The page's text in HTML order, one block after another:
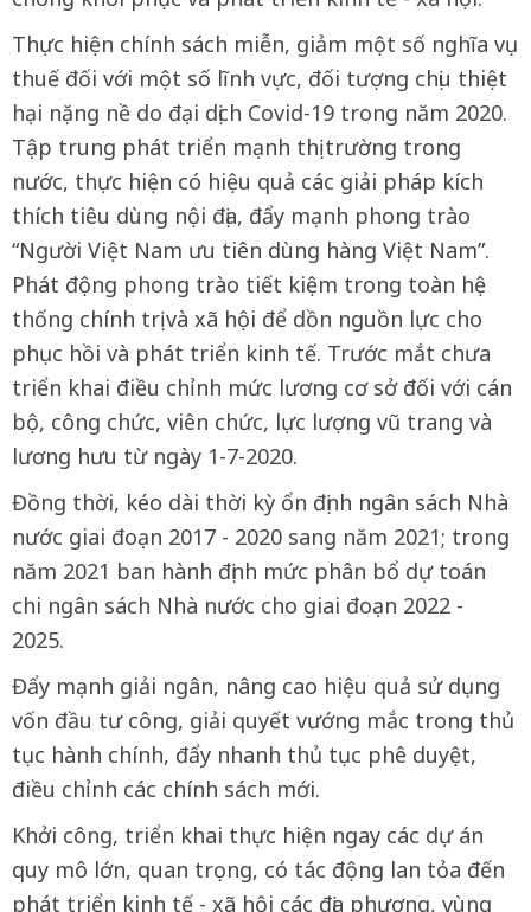
Thực hiện chính sách miễn, giảm một số nghĩa vụ
thuế đối với một số lĩnh vực, đối tượng chịu thiệt
hại nặng nề do đại dịch Covid-19 trong năm 2020.
Tập trung phát triển mạnh thị trường trong
nước, thực hiện có hiệu quả các giải pháp kích
thích tiêu dùng nội địa, đẩy mạnh phong trào
“Người Việt Nam ưu tiên dùng hàng Việt Nam”.
Phát động phong trào tiết kiệm trong toàn hệ
thống chính trị và xã hội để dồn nguồn lực cho
phục hồi và phát triển kinh tế. Trước mắt chưa
triển khai điều chỉnh mức lương cơ sở đối với cán
bộ, công chức, viên chức, lực lượng vũ trang và
lương hưu từ ngày 1-7-2020.
Đồng thời, kéo dài thời kỳ ổn định ngân sách Nhà
nước giai đoạn 2017 - 2020 sang năm 2021; trong
năm 2021 ban hành định mức phân bổ dự toán
chi ngân sách Nhà nước cho giai đoạn 2022 -
2025.
Đẩy mạnh giải ngân, nâng cao hiệu quả sử dụng
vốn đầu tư công, giải quyết vướng mắc trong thủ
tục hành chính, đẩy nhanh thủ tục phê duyệt,
điều chỉnh các chính sách mới.
Khởi công, triển khai thực hiện ngay các dự án
quy mô lớn, quan trọng, có tác động lan tỏa đến
phát triển kinh tế - xã hội các địa phương, vùng